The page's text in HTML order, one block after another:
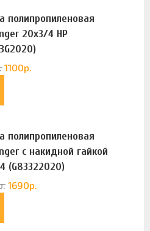
полипропиленовая
20х3/4 НР
1100р.
полипропиленовая
с накидной гайкой
(G83322020)
1690р.